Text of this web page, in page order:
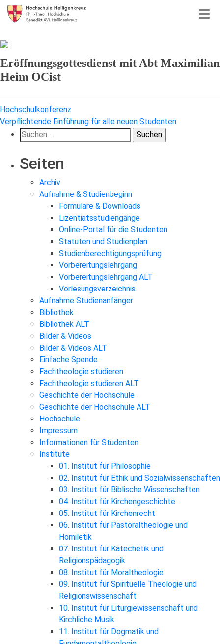
Eröffnungsgottesdienst mit Abt Maximilian
Heim OCist
Beitragsnavigation
Hochschulkonferenz
Verpflichtende Einführung für alle neuen Studenten
Suchen
nach:
Seiten
Archiv
Aufnahme & Studienbeginn
Formulare & Downloads
Lizentiatsstudiengänge
Online-Portal für die Studenten
Statuten und Studienplan
Studienberechtigungsprüfung
Vorbereitungslehrgang
Vorbereitungslehrgang ALT
Vorlesungsverzeichnis
Aufnahme Studienanfänger
Bibliothek
Bibliothek ALT
Bilder & Videos
Bilder & Videos ALT
Einfache Spende
Fachtheologie studieren
Fachtheologie studieren ALT
Geschichte der Hochschule
Geschichte der Hochschule ALT
Hochschule
Impressum
Informationen für Studenten
Institute
01. Institut für Philosophie
02. Institut für Ethik und Sozialwissenschaften
03. Institut für Biblische Wissenschaften
04. Institut für Kirchengeschichte
05. Institut für Kirchenrecht
06. Institut für Pastoraltheologie und
Homiletik
07. Institut für Katechetik und
Religionspädagogik
08. Institut für Moraltheologie
09. Institut für Spirituelle Theologie und
Religionswissenschaft
10. Institut für Liturgiewissenschaft und
Kirchliche Musik
11. Institut für Dogmatik und